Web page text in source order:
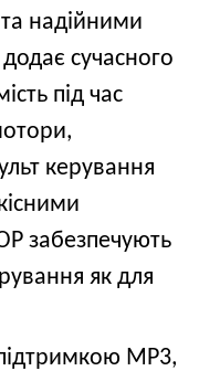
надійними
сучасного
під час
керування
забезпечують
як для
MP3,